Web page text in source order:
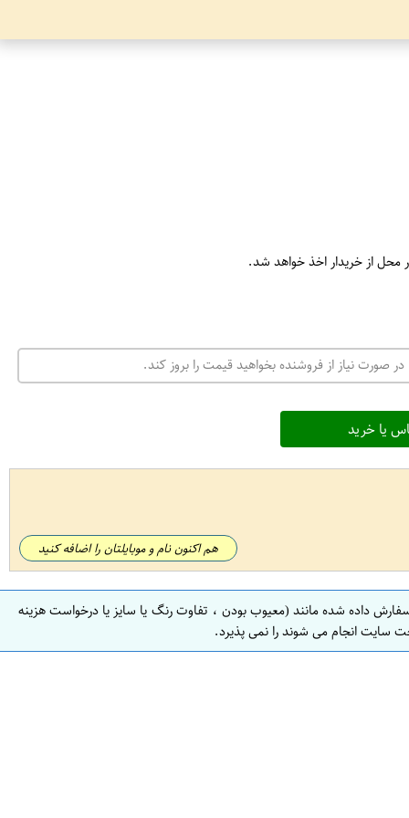
محل از خریدار اخذ خواهد شد.
صورت نیاز از فروشنده بخواهید قیمت را بروز کند.
یا خرید
هم اکنون نام و موبایلتان را اضافه کنید
داده شده مانند (معیوب بودن ، تفاوت رنگ یا سایز یا درخواست هزینه
سایت انجام می شوند را نمی پذیرد.